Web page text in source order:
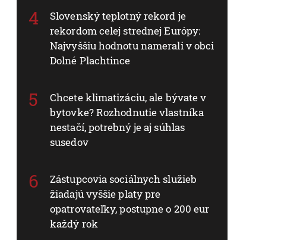
Slovenský teplotný rekord je
rekordom celej strednej Európy:
Najvyššiu hodnotu namerali v obci
Dolné Plachtince
Chcete klimatizáciu, ale bývate v
bytovke? Rozhodnutie vlastníka
nestačí, potrebný je aj súhlas
susedov
Zástupcovia sociálnych služieb
žiadajú vyššie platy pre
opatrovateľky, postupne o 200 eur
každý rok